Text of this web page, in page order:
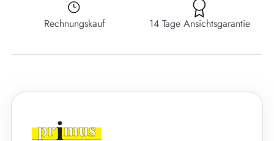
Rechnungskauf 14 Tage Ansichtsgarantie